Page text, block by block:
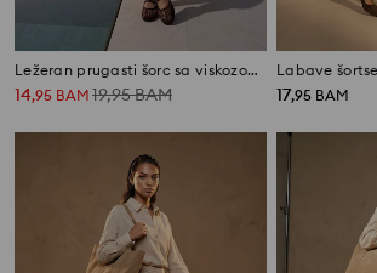
Ležeran prugasti šorc sa viskozom i dodatkom lana
14,95 BAM 19,95BAM
Labave
17,95 BAM